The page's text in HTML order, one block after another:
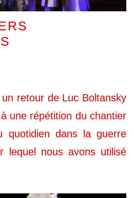
retour de Luc Boltansky
une répétition du chantier
quotidien dans la guerre
lequel nous avons utilisé